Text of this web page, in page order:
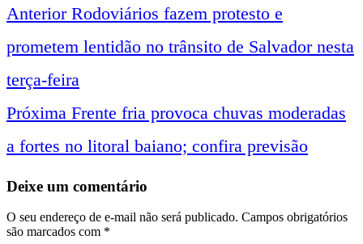
Navegação
entre
notícias
AnteriorRodoviários fazem protesto e
prometem lentidão no trânsito de Salvador nesta
terça-feira
Próxima Frente fria provoca chuvas moderadas
a fortes no litoral baiano; confira previsão
Deixe um comentário
O seu endereço de e-mail não será publicado. Campos obrigatórios
são marcados com *